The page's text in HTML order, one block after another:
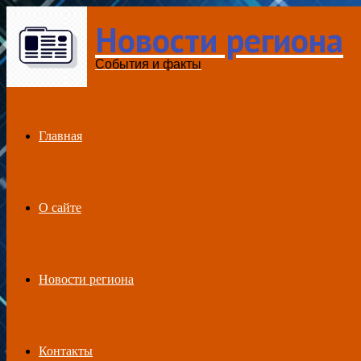
Menu Новости региона
События и факты
Главная
О сайте
Новости региона
Контакты